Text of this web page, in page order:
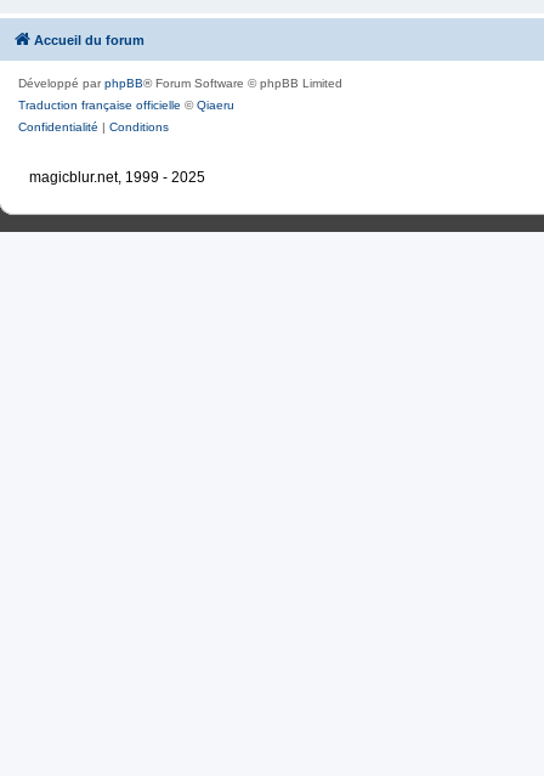
Accueil du forum
Développé parphpBB® Forum Software © phpBB Limited
Traduction française officielle ©Qiaeru
Confidentialité | Conditions
magicblur.net, 1999 - 2025